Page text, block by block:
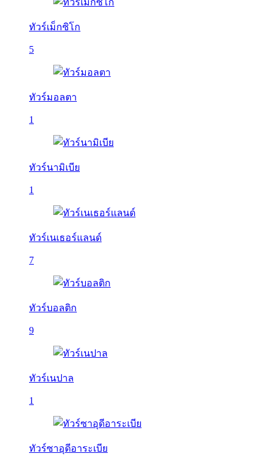
ทัวร์เม็กซิโก
5
ทัวร์มอลตา
1
ทัวร์นามิเบีย
1
ทัวร์เนเธอร์แลนด์
7
ทัวร์บอลติก
9
ทัวร์เนปาล
1
ทัวร์ซาอุดีอาระเบีย